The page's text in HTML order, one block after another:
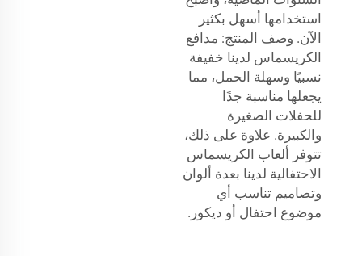
استخدامها أسهل بكثير
الآن. وصف المنتج: مدافع
الكريسماس لدينا خفيفة
نسبيًا وسهلة الحمل، مما
يجعلها مناسبة جدًا
للحفلات الصغيرة
والكبيرة. علاوة على ذلك،
تتوفر ألعاب الكريسماس
الاحتفالية لدينا بعدة ألوان
وتصاميم تناسب أي
موضوع احتفال أو ديكور.